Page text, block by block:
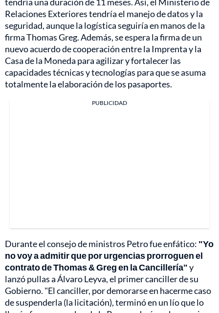
Relaciones Exteriores tendría el manejo de datos y la
seguridad, aunque la logística seguiría en manos de la
firma Thomas Greg. Además, se espera la firma de un
nuevo acuerdo de cooperación entre la Imprenta y la
Casa de la Moneda para agilizar y fortalecer las
capacidades técnicas y tecnologías para que se asuma
totalmente la elaboración de los pasaportes.
PUBLICIDAD
Durante el consejo de ministros Petro fue enfático: "Yo
no voy a admitir que por urgencias prorroguen el
contrato de Thomas & Greg en la Cancillería"y
lanzó pullas a Álvaro Leyva, el primer canciller de su
Gobierno. "El canciller, por demorarse en hacerme caso
de suspenderla (la licitación), terminó en un lío que lo